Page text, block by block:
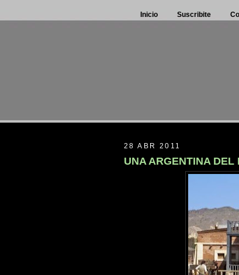
Inicio Suscribite
28 ABR 2011
UNA ARGENTINA